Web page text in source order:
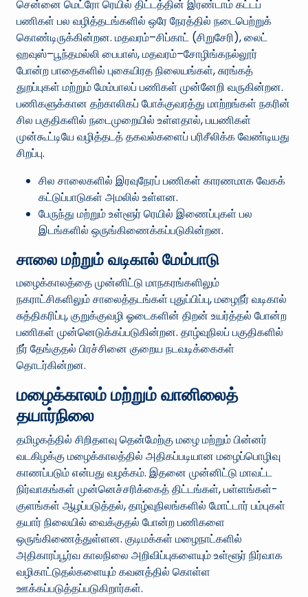
சென்னை மெட்ரோ ரெயில் திட்டத்தின் இரண்டாம் கட்டப்
பணிகள் பல வழித்தடங்களில் ஒரே நேரத்தில் நடைபெற்றுக்
கொண்டிருக்கின்றன. மதவரம்–சிப்காட் (சிறுசேரி), லைட்
ஹவுஸ்–பூந்தமல்லி பைபாஸ், மதவரம்–சோழிங்கநல்லூர்
போன்ற பாதைகளில் புகையிரத நிலையங்கள், சுரங்கத்
துறப்புகள் மற்றும் மேம்பாலப் பணிகள் முன்னேறி வருகின்றன.
பணிகளுக்கான தற்காலிகப் போக்குவரத்து மாற்றங்கள் நகரின்
சில பகுதிகளில் நடைமுறையில் உள்ளதால், பயணிகள்
முன்கூட்டியே வழித்தடத் தகவல்களைப் பரிசீலிக்க வேண்டியது
சிறப்பு.
சில சாலைகளில் இரவுநேரப் பணிகள் காரணமாக வேகக்
கட்டுப்பாடுகள் அமலில் உள்ளன.
பேருந்து மற்றும் உள்ளூர் ரெயில் இணைப்புகள் பல
இடங்களில் ஒருங்கிணைக்கப்படுகின்றன.
சாலை மற்றும் வடிகால் மேம்பாடு
மழைக்காலத்தை முன்னிட்டு மாநகரங்களிலும்
நகராட்சிகளிலும் சாலைத்தடங்கள் புதுப்பிப்பு, மழைநீர் வடிகால்
சுத்திகரிப்பு, குறுக்குவழி ஓடைகளின் திறன் உயர்த்தல் போன்ற
பணிகள் முன்னெடுக்கப்படுகின்றன. தாழ்வுநிலப் பகுதிகளில்
நீர் தேங்குதல் பிரச்சினை குறைய நடவடிக்கைகள்
தொடர்கின்றன.
மழைக்காலம் மற்றும் வானிலைத்
தயார்நிலை
தமிழகத்தில் சிறிதளவு தென்மேற்கு மழை மற்றும் பின்னர்
வடகிழக்கு மழைக்காலத்தில் அதிகப்படியான மழைப்பொழிவு
காணப்படும் என்பது வழக்கம். இதனை முன்னிட்டு மாவட்ட
நிர்வாகங்கள் முன்னெச்சரிக்கைத் திட்டங்கள், பள்ளங்கள்-
குளங்கள் ஆழப்படுத்தல், தாழ்வுநிலங்களில் மோட்டார் பம்புகள்
தயார் நிலையில் வைக்குதல் போன்ற பணிகளை
ஒருங்கிணைத்துள்ளன. குடிமக்கள் மழைநாட்களில்
அதிகாரப்பூர்வ காலநிலை அறிவிப்புகளையும் உள்ளூர் நிர்வாக
வழிகாட்டுதல்களையும் கவனத்தில் கொள்ள
ஊக்கப்படுத்தப்படுகிறார்கள்.